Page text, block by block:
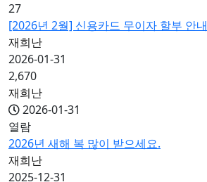
27
[2026년 2월] 신용카드 무이자 할부 안내
재희난
2026-01-31
2,670
재희난
2026-01-31
열람
2026년 새해 복 많이 받으세요.
재희난
2025-12-31